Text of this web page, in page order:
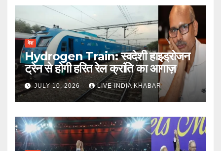
देश
Hydrogen Train: स्वदेशी हाइड्रोजन
ट्रेन से होगी हरित रेल क्रांति का आगाज़
JULY 10, 2026 LIVE INDIA KHABAR